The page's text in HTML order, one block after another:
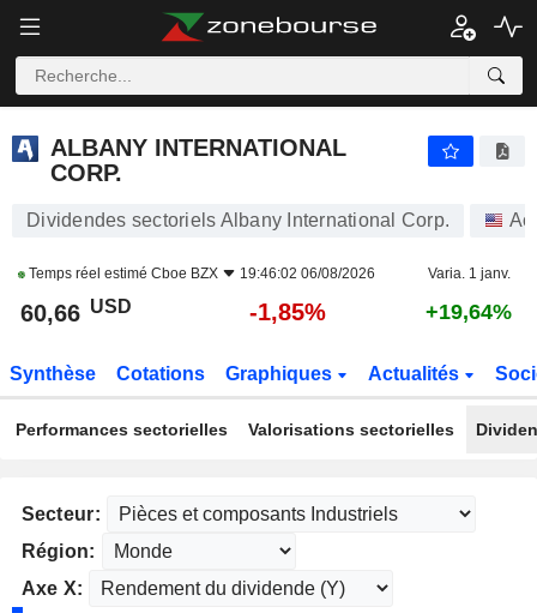
ALBANY INTERNATIONAL
CORP.
Dividendes sectoriels Albany International Corp.
Temps réel estimé Cboe BZX 19:46:02 06/08/2026 Varia. 1 janv.
60,66 USD -1,85% +19,64%
Synthèse Cotations Graphiques Actualités
Performances sectorielles Valorisations sectorielles
Secteur:
Région:
Axe X: